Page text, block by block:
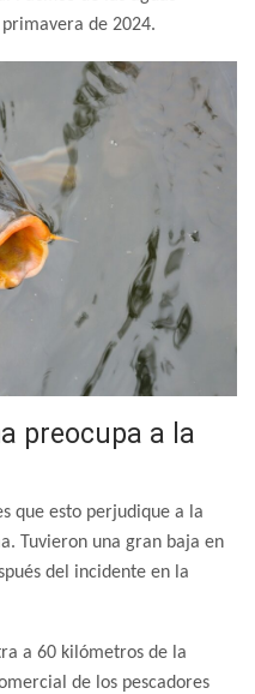
de 2024.
preocupa a la
que esto perjudique a la
Tuvieron una gran baja en
del incidente en la
a 60 kilómetros de la
de los pescadores